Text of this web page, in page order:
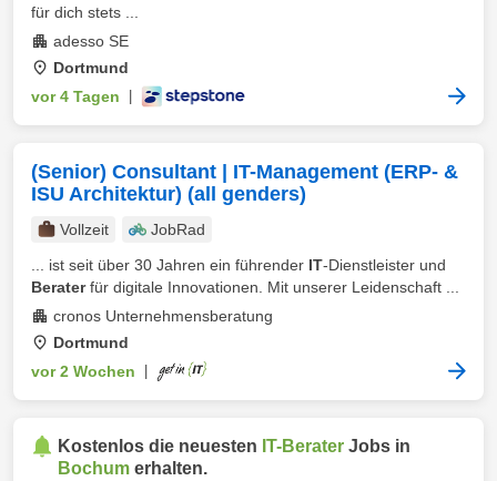
für dich stets ...
adesso SE
Dortmund
vor 4 Tagen
(Senior) Consultant | IT-Management (ERP- &
ISU Architektur) (all genders)
Vollzeit
JobRad
... ist seit über 30 Jahren ein führender IT-Dienstleister und
Beraterfür digitale Innovationen. Mit unserer Leidenschaft ...
cronos Unternehmensberatung
Dortmund
vor 2 Wochen
Kostenlos die neuesten IT-Berater Jobs in
Bochum erhalten.